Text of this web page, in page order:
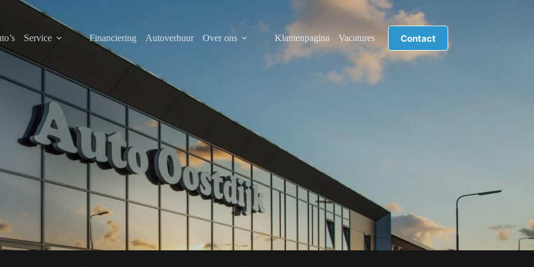
Service Financiering Autoverhuur Over ons Klantenpagina Vacatures Contact